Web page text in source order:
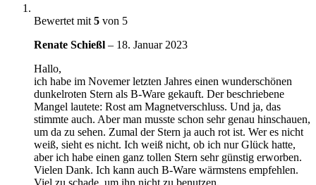
Bewertet mit 5 von 5
Renate Schießl – 18. Januar 2023
Hallo,
ich habe im Novemer letzten Jahres einen wunderschönen
dunkelroten Stern als B-Ware gekauft. Der beschriebene
Mangel lautete: Rost am Magnetverschluss. Und ja, das
stimmte auch. Aber man musste schon sehr genau hinschauen,
um da zu sehen. Zumal der Stern ja auch rot ist. Wer es nicht
weiß, sieht es nicht. Ich weiß nicht, ob ich nur Glück hatte,
aber ich habe einen ganz tollen Stern sehr günstig erworben.
Vielen Dank. Ich kann auch B-Ware wärmstens empfehlen.
Viel zu schade, um ihn nicht zu benutzen.